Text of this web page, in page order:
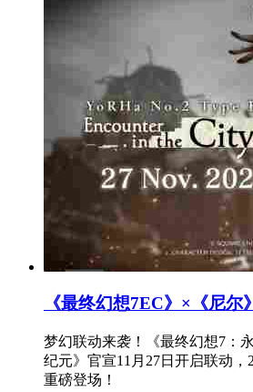
《最终幻想7EC》×《尼尔
梦幻联动来袭！《最终幻想7：
纪元》官宣11月27日开启联动，
重磅登场！